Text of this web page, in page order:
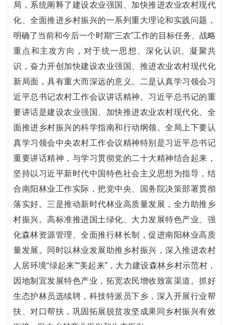
局，系统阐释了建设农业强国、加快推进农业农村现代
化、全面推进乡村振兴的一系列重大理论和实践问题，
明确了当前和今后一个时期“三农”工作的目标任务、战略
重点和主攻方向，对于统一思想、深化认识、凝聚共
识，奋力开创加快建设农业强国、推进农业农村现代化
新局面，具有重大而深远的意义。二是认真学习领会习
近平总书记农村工作会议讲话精神。习近平总书记的重
要讲话是建设农业强国、加快推进农业农村现代化、全
面推进乡村振兴的科学指南和行动纲领。全局上下要认
真学习领会中央农村工作会议精神特别是习近平总书记
重要讲话精神，与学习贯彻党的二十大精神结合起来，
坚持以习近平新时代中国特色社会主义思想为指导，结
合南阳林业工作实际，把党中央、国务院决策部署贯彻
落实好。三是推动新时代林业高质量发展，全力助推乡
村振兴。高标准推进国土绿化、大力发展特色产业、强
化森林资源管理、全面推行林长制，促进南阳林业高质
量发展。同时以林业发展助推乡村振兴，深入推进农村
人居环境“绿起来”“美起来”，大力建设森林乡村示范村，
因地制宜发展特色产业，拓宽农民增收致富渠道。抓好
生态护林员选续聘，科技特派员下乡，深入开展行业帮
扶、对口帮扶，巩固拓展脱贫攻坚成果同乡村振兴有效